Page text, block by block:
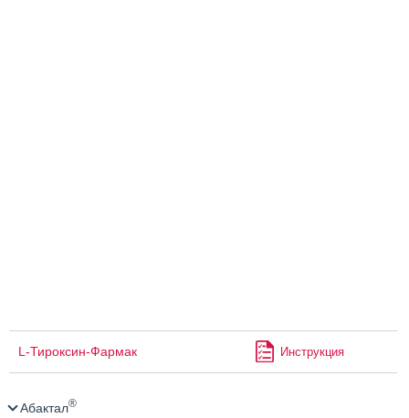
L-Тироксин-Фармак Инструкция
Абактал®